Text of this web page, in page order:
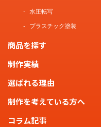
水圧転写
プラスチック塗装
商品を探す
制作実績
選ばれる理由
制作を考えている方へ
コラム記事